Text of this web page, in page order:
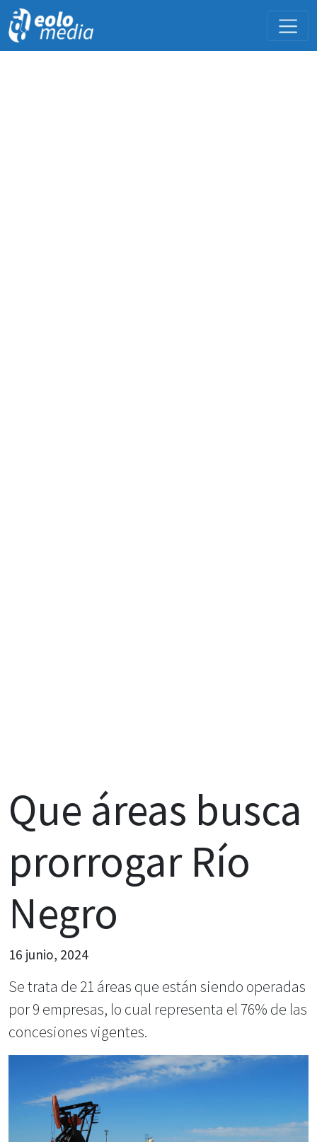
Que áreas busca
prorrogar Río
Negro
16 junio, 2024
Se trata de 21 áreas que están siendo operadas
por 9 empresas, lo cual representa el 76% de las
concesiones vigentes.